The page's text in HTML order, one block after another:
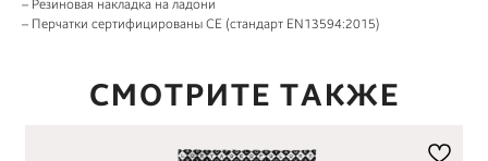
– Резиновая накладка на ладони
– Перчатки сертифицированы CE (стандарт EN13594:2015)
СМОТРИТЕ ТАКЖЕ